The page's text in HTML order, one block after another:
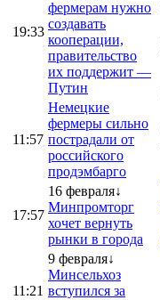
19:33
фермерам нужно
создавать
кооперации,
правительство
их поддержит —
Путин
11:57
Немецкие
фермеры сильно
пострадали от
российского
продэмбарго
17:57
16 февраля↓
Минпромторг
хочет вернуть
рынки в города
11:21
9 февраля↓
Минсельхоз
вступился за